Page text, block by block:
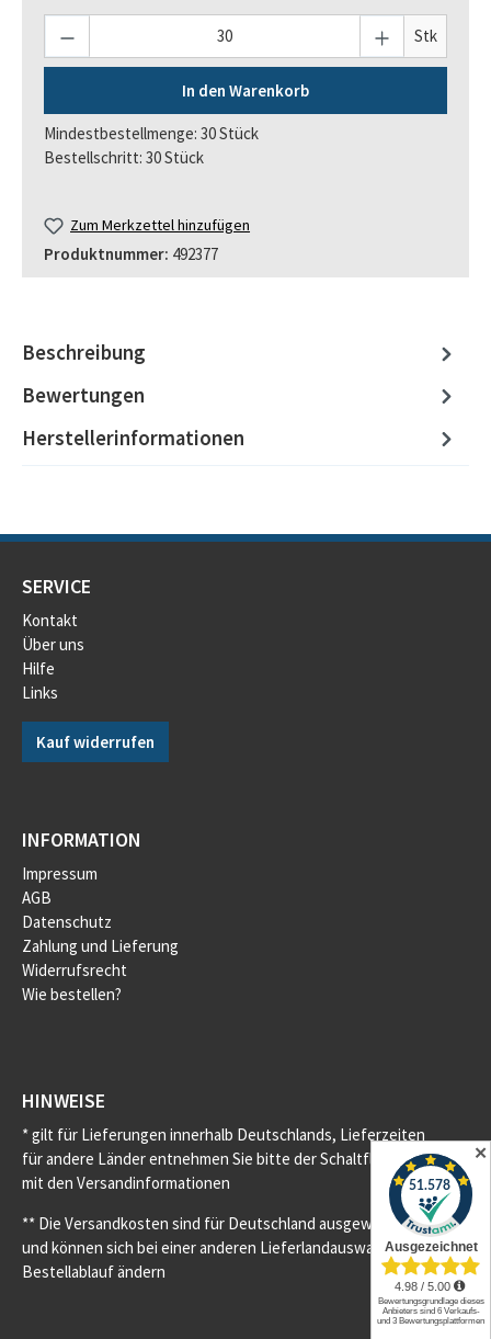
Stk
In den Warenkorb
Mindestbestellmenge: 30 Stück
Bestellschritt: 30 Stück
Zum Merkzettel hinzufügen
Produktnummer: 492377
Beschreibung
Bewertungen
Herstellerinformationen
SERVICE
Kontakt
Über uns
Hilfe
Links
Kauf widerrufen
INFORMATION
Impressum
AGB
Datenschutz
Zahlung und Lieferung
Widerrufsrecht
Wie bestellen?
HINWEISE
* gilt für Lieferungen innerhalb Deutschlands, Lieferzeiten
für andere Länder entnehmen Sie bitte der Schaltfläche
mit den Versandinformationen
** Die Versandkosten sind für Deutschland ausgewiesen
und können sich bei einer anderen Lieferlandauswahl im
Bestellablauf ändern
✕